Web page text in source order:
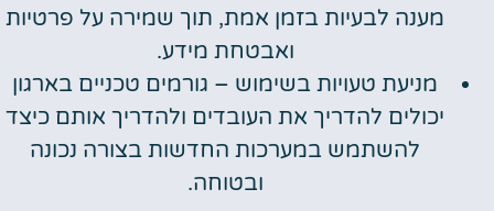
מענה לבעיות בזמן אמת, תוך שמירה על פרטיות
ואבטחת מידע.
מניעת טעויות בשימוש – גורמים טכניים בארגון
יכולים להדריך את העובדים ולהדריך אותם כיצד
להשתמש במערכות החדשות בצורה נכונה
ובטוחה.